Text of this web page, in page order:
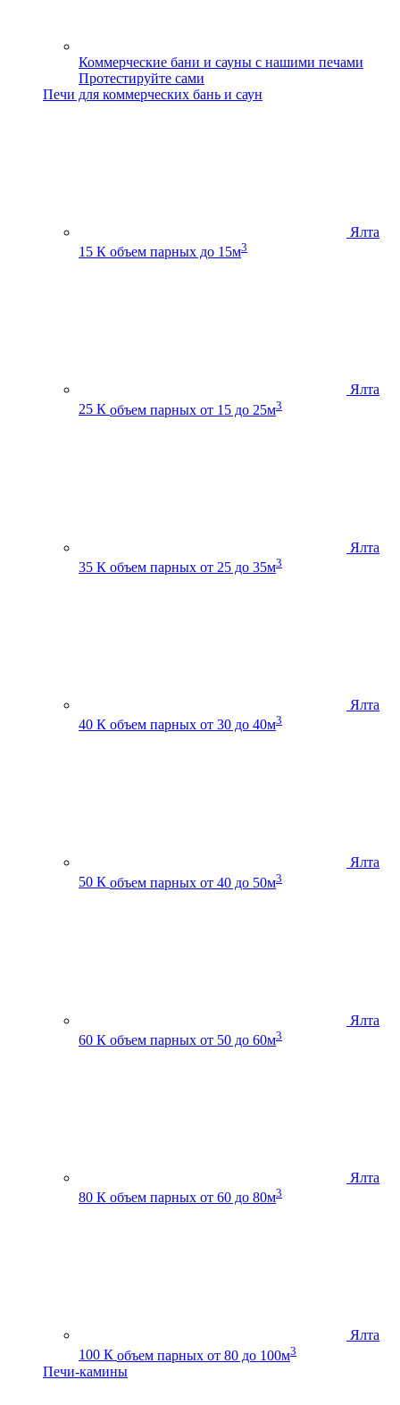
Коммерческие бани и сауны с нашими печами
Протестируйте сами
Печи для коммерческих бань и саун
Ялта
15 К объем парных до 15м3
Ялта
25 К объем парных от 15 до 25м3
Ялта
35 К объем парных от 25 до 35м3
Ялта
40 К объем парных от 30 до 40м3
Ялта
50 К объем парных от 40 до 50м3
Ялта
60 К объем парных от 50 до 60м3
Ялта
80 К объем парных от 60 до 80м3
Ялта
100 К объем парных от 80 до 100м3
Печи-камины